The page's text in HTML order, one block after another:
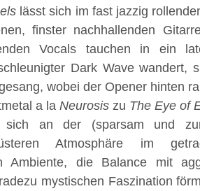
lässt sich im fast jazzig
finster nachhallenden
Vocals tauchen in ein
Dark Wave wandert,
wobei der Opener hinten
a la Neurosis zu The Eye of
an der (sparsam und
Atmosphäre im
Ambiente, die Balance mit
mystischen Faszination